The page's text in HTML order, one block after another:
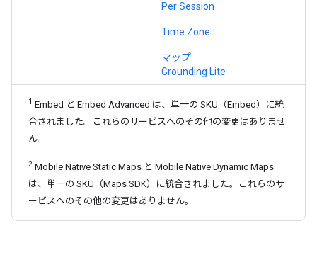
Per Session
Time Zone
マップ
Grounding Lite
1 Embed と Embed Advanced は、単一の SKU（Embed）に統
合されました。これらのサービスへのその他の変更はありませ
ん。
2 Mobile Native Static Maps と Mobile Native Dynamic Maps
は、単一の SKU（Maps SDK）に統合されました。これらのサ
ービスへのその他の変更はありません。